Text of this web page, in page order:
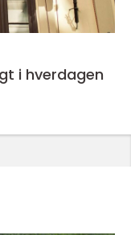
klar udsigt i hverdagen